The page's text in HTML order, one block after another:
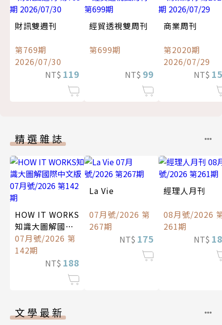
財訊雙週刊
第769期
2026/07/30
NT$ 119
經貿透視雙周刊
第699期
NT$ 99
商業周刊
第2020期
2026/07/29
NT$
精選雜誌
HOW IT WORKS
知識大圖解國際
中文版
07月號/2026 第
142期
NT$ 188
La Vie
07月號/2026 第
267期
NT$ 175
經理人月刊
08月號/2026
261期
NT$
文學最新